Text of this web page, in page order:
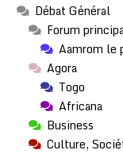
Débat Général
Forum
Aamrom le
Agora
Togo
Africana
Business
Culture,